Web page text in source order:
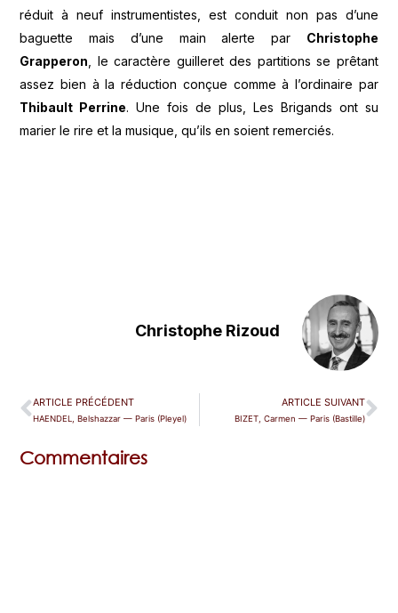
réduit à neuf instrumentistes, est conduit non pas d’une
baguette mais d’une main alerte par Christophe
Grapperon , le caractère guilleret des partitions se prêtant
assez bien à la réduction conçue comme à l’ordinaire par
Thibault Perrine. Une fois de plus, Les Brigands ont su
marier le rire et la musique, qu’ils en soient remerciés.
Christophe Rizoud
ARTICLE PRÉCÉDENT
HAENDEL, Belshazzar — Paris (Pleyel)
ARTICLE SUIVANT
BIZET, Carmen — Paris (Bastille)
Commentaires